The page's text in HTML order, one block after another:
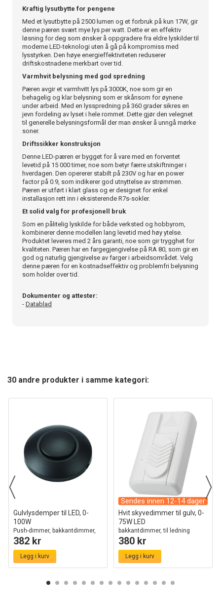
Kraftig lysutbytte for pengene
Med et lysutbytte på 2500 lumen og et forbruk på kun 17W, gir
denne pæren svært mye lys per watt. Dette er en effektiv
løsning for deg som ønsker å oppgradere fra eldre lyskilder til
moderne LED-teknologi uten å gå på kompromiss med
lysstyrken. Den høye energieffektiviteten reduserer
driftskostnadene merkbart over tid.
Varmhvit belysning med god spredning
Pæren avgir et varmhvitt lys på 3000K, noe som gir en
behagelig og klar belysning som er skånsom for øynene
under arbeid. Med en lysspredning på 360 grader sikres en
jevn fordeling av lyset i hele rommet. Dette gjør den velegnet
til generelle belysningsformål der man ønsker å unngå mørke
soner.
Driftssikker konstruksjon
Denne LED-pæren er bygget for å vare med en forventet
levetid på 15 000 timer, noe som betyr færre utskiftninger i
hverdagen. Den opererer stabilt på 230V og har en power
factor på 0.9, som indikerer god utnyttelse av strømmen.
Pæren er utført i klart glass og er designet for enkel
installasjon rett inn i eksisterende R7s-sokler.
Et solid valg for profesjonell bruk
Som en pålitelig lyskilde for både verksted og hobbyrom,
kombinerer denne modellen lang levetid med høy ytelse.
Produktet leveres med 2 års garanti, noe som gir trygghet for
kvaliteten. Pæren har en fargegjengivelse på RA 80, som gir en
god og naturlig gjengivelse av farger i arbeidsområdet. Velg
denne pæren for en kostnadseffektiv og problemfri belysning
som holder over tid.
Dokumenter og attester:
- Datablad
30 andre produkter i samme kategori:
Gulvlysdemper til LED, 0-
100W
Push-dimmer, bakkantdimmer,
sort
382 kr
Legg i kurv
Sendes innen 12-14 dager
Hvit skyvedimmer til gulv, 0-
75W LED
bakkantdimmer, til ledning
380 kr
Legg i kurv